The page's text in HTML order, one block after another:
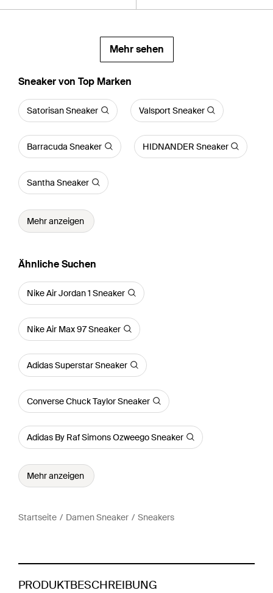
Mehr sehen
Sneaker von Top Marken
Satorisan Sneaker Valsport Sneaker
Barracuda Sneaker HIDNANDER Sneaker
Santha Sneaker
Mehr anzeigen
Ähnliche Suchen
Nike Air Jordan 1 Sneaker
Nike Air Max 97 Sneaker
Adidas Superstar Sneaker
Converse Chuck Taylor Sneaker
Adidas By Raf Simons Ozweego Sneaker
Mehr anzeigen
Startseite Damen Sneaker Sneakers
PRODUKTBESCHREIBUNG